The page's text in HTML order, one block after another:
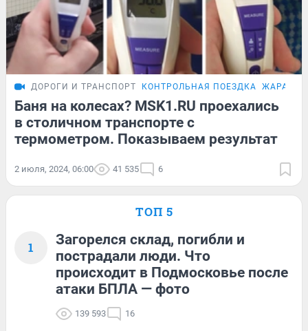
ДОРОГИ И ТРАНСПОРТ КОНТРОЛЬНАЯ ПОЕЗДКА ЖАРА В
Баня на колесах? MSK1.RU проехались
в столичном транспорте с
термометром. Показываем результат
2 июля, 2024, 06:00 41 535 6
ТОП 5
1
Загорелся склад, погибли и
пострадали люди. Что
происходит в Подмосковье после
атаки БПЛА — фото
139 593 16